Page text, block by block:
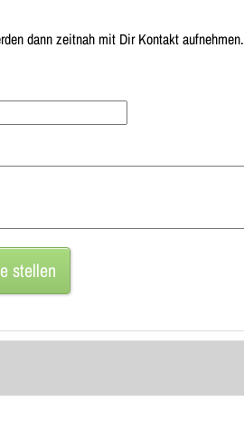
dann zeitnah mit Dir Kontakt aufnehmen.
stellen